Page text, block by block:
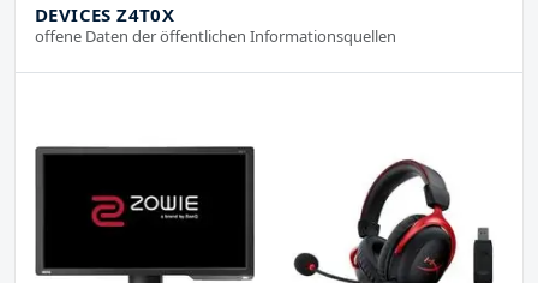
DEVICES Z4T0X
offene Daten der öffentlichen Informationsquellen